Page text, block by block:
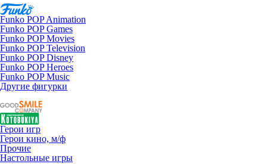
Funko POP Animation
Funko POP Games
Funko POP Movies
Funko POP Television
Funko POP Disney
Funko POP Heroes
Funko POP Music
Другие фигурки
Герои игр
Герои кино, м/ф
Прочие
Настольные игры